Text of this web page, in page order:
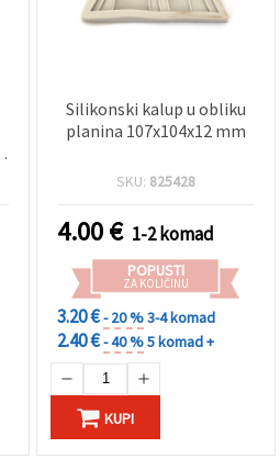
Silikonski kalup u obliku
planina 107x104x12 mm
SKU: 825428
4.00€ 1-2 komad
POPUSTI
ZA KOLIČINU
3.20 €- 20 %3-4 komad
2.40 €- 40 %5 komad +
KUPI